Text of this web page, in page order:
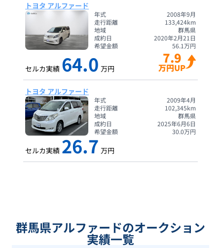
トヨタ アルファード
年式
2008年9月
走行距離
133,424km
地域
群馬県
成約日
2020年2月21日
希望金額
56.1万円
セルカ実績 64.0 万円
7.9
万円UP
トヨタ アルファード
年式
2009年4月
走行距離
102,345km
地域
群馬県
成約日
2025年6月6日
希望金額
30.0万円
セルカ実績 26.7 万円
群馬県アルファードのオークション
実績一覧